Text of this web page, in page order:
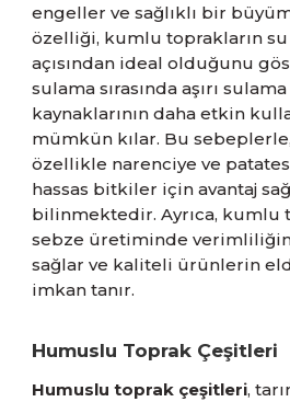
engeller ve sağlıklı bir
özelliği, kumlu toprakların
açısından ideal olduğunu
sulama sırasında aşırı
kaynaklarının daha etkin
mümkün kılar. Bu
özellikle narenciye ve
hassas bitkiler için avantaj
bilinmektedir. Ayrıca, kumlu
sebze üretiminde verimliliğin
sağlar ve kaliteli ürünlerin
imkan tanır.
Humuslu Toprak Çeşitleri
Humuslu toprak çeşitleri,